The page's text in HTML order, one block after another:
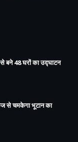
बने 48 घरों का उद्घाटन
से चमकेगा भूटान का